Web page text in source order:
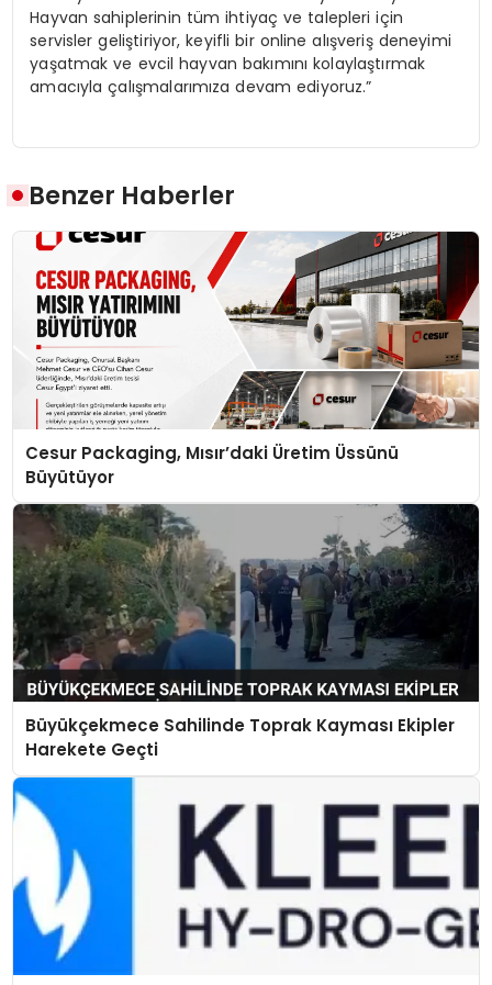
Hayvan sahiplerinin tüm ihtiyaç ve talepleri için
servisler geliştiriyor, keyifli bir online alışveriş deneyimi
yaşatmak ve evcil hayvan bakımını kolaylaştırmak
amacıyla çalışmalarımıza devam ediyoruz.”
Benzer Haberler
Cesur Packaging, Mısır’daki Üretim Üssünü
Büyütüyor
Büyükçekmece Sahilinde Toprak Kayması Ekipler
Harekete Geçti